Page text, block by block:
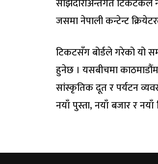
जसमा नेपाली कन्टेन्ट
टिकटसँग बोर्डले गरेको यो
हुनेछ । यसबीचमा
सांस्कृतिक दूत र पर्यटन
नयाँ पुस्ता, नयाँ बजार र